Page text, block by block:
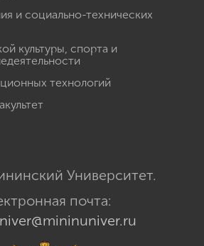
и социально-технических
культуры, спорта и
технологий
Университет.
почта: